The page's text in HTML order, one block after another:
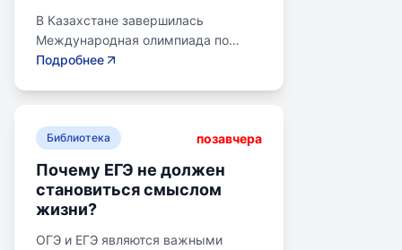
В Казахстане завершилась
Международная олимпиада по
искусственному интеллекту.
бронзовую медаль. Олимпиада
стран, заняв второе место по числу
участников. Награды получили
Артем Горохов, Михаил Вершинин,
Елисей Кирпиченко и другие.
Подробнее
Библиотека позавчера
Почему ЕГЭ не должен
становиться смыслом
жизни?
ОГЭ и ЕГЭ являются важными